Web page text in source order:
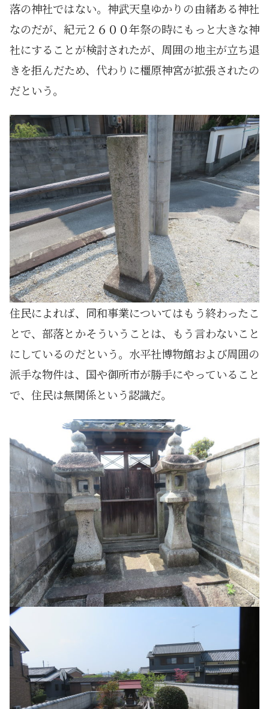
落の神社ではない。神武天皇ゆかりの由緒ある神社
なのだが、紀元２６００年祭の時にもっと大きな神
社にすることが検討されたが、周囲の地主が立ち退
きを拒んだため、代わりに橿原神宮が拡張されたの
だという。
住民によれば、同和事業についてはもう終わったこ
とで、部落とかそういうことは、もう言わないこと
にしているのだという。水平社博物館および周囲の
派手な物件は、国や御所市が勝手にやっていること
で、住民は無関係という認識だ。